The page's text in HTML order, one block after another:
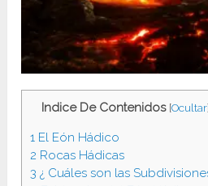
Indice De Contenidos [Ocultar]
1 El Eón Hádico
2 Rocas Hádicas
3 ¿ Cuáles son las